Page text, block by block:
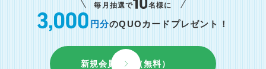
毎月抽選で 名様に
円分のQUOカードプレゼント！
新規会員登録（無料）